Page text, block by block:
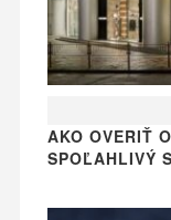
AKO OVERIŤ
SPOĽAHLIVÝ